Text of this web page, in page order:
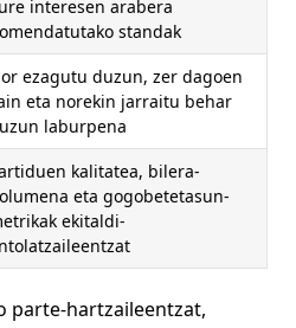
interesen arabera
standak
ezagutu duzun, zer dagoen
eta norekin jarraitu behar
laburpena
kalitatea, bilera-
eta gogobetetasun-
ekitaldi-
parte-hartzaileentzat,